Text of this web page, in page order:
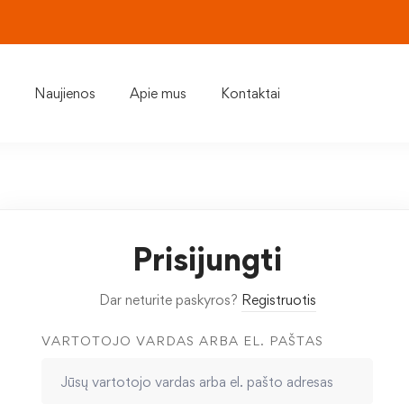
Naujienos Apie mus Kontaktai
Prisijungti
Dar neturite paskyros? Registruotis
VARTOTOJO VARDAS ARBA EL. PAŠTAS